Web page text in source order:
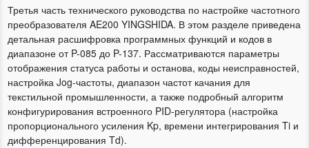
Третья часть технического руководства по настройке частотного
преобразователя AE200 YINGSHIDA. В этом разделе приведена
детальная расшифровка программных функций и кодов в
диапазоне от P-085 до P-137. Рассматриваются параметры
отображения статуса работы и останова, коды неисправностей,
настройка Jog-частоты, диапазон частот качания для
текстильной промышленности, а также подробный алгоритм
конфигурирования встроенного PID-регулятора (настройка
пропорционального усиления Kp, времени интегрирования Ti и
дифференцирования Td).